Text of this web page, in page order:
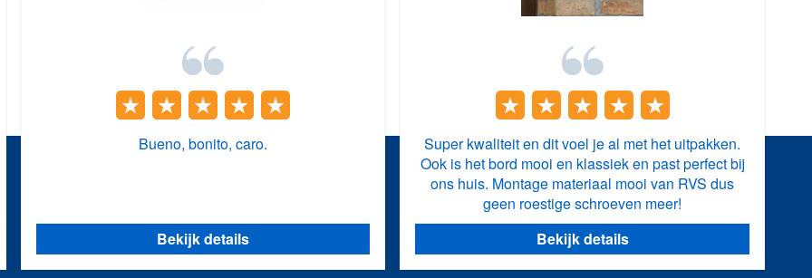
Bueno, bonito, caro.
Bekijk details
Super kwaliteit en dit voel je al met het uitpakken.
Ook is het bord mooi en klassiek en past perfect bij
ons huis. Montage materiaal mooi van RVS dus
geen roestige schroeven meer!
Bekijk details